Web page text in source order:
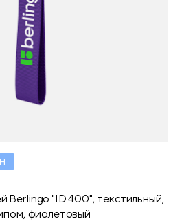
Berlingo "ID 400", текстильный,
фиолетовый